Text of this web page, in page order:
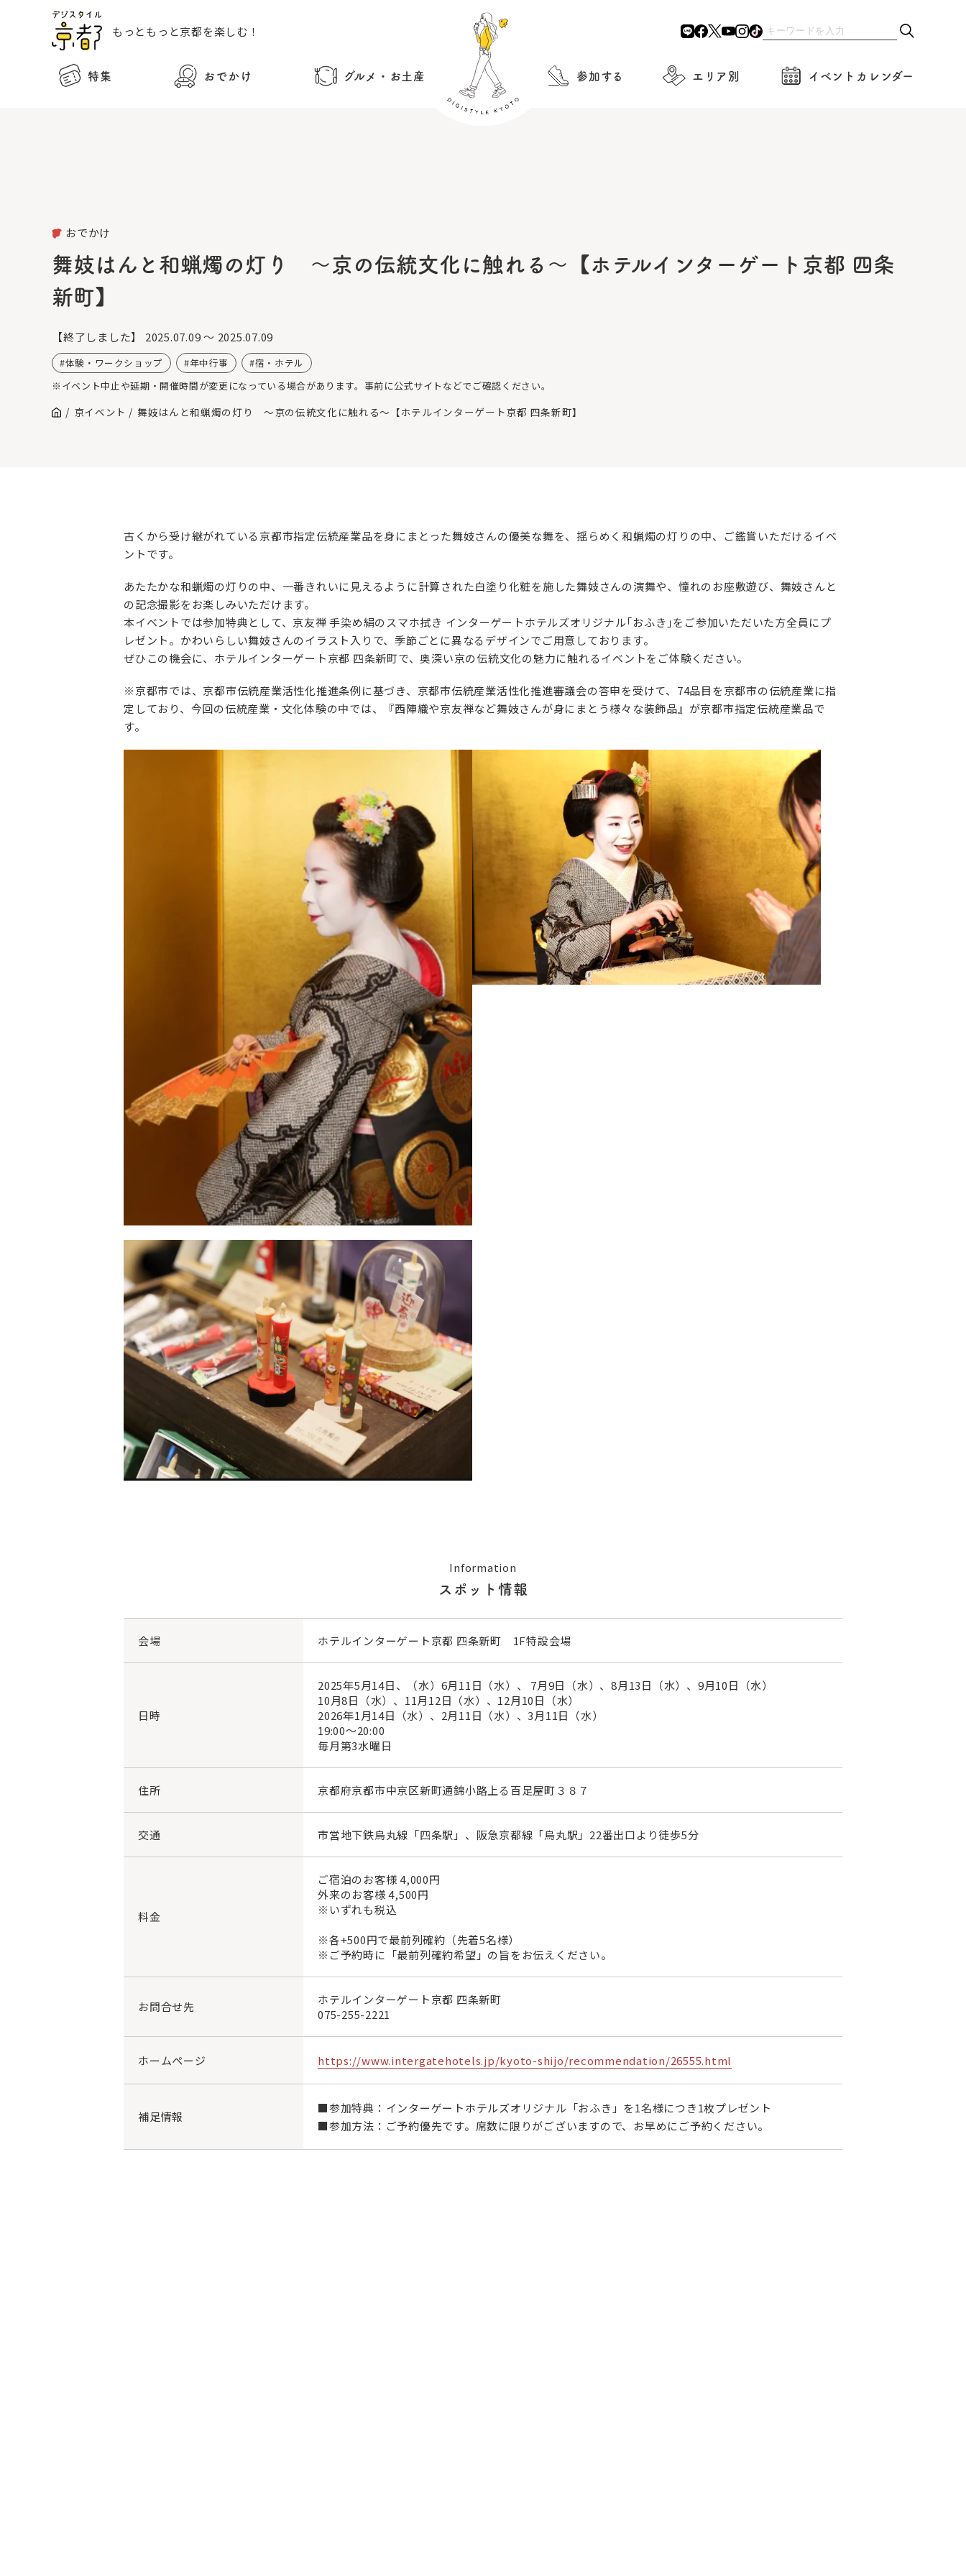
もっともっと京都を楽しむ！
特集 おでかけ グルメ・お土産 参加する エリア別 イベントカレンダー
おでかけ
舞妓はんと和蝋燭の灯り ～京の伝統文化に触れる～【ホテルインターゲート京都 四条
新町】
【終了しました】 2025.07.09 ～ 2025.07.09
体験・ワークショップ 年中行事
宿・ホテル
※イベント中止や延期・開催時間が変更になっている場合があります。事前に公式サイトなどでご確認ください。
京イベント 舞妓はんと和蝋燭の灯り ～京の伝統文化に触れる～【ホテルインターゲート京都 四条新町】
古くから受け継がれている京都市指定伝統産業品を身にまとった舞妓さんの優美な舞を、揺らめく和蝋燭の灯りの中、ご鑑賞いただけるイベ
ントです。
あたたかな和蝋燭の灯りの中、一番きれいに見えるように計算された白塗り化粧を施した舞妓さんの演舞や、憧れのお座敷遊び、舞妓さんと
の記念撮影をお楽しみいただけます。
本イベントでは参加特典として、京友禅 手染め絹のスマホ拭き インターゲートホテルズオリジナル｢おふき｣をご参加いただいた方全員にプ
レゼント。かわいらしい舞妓さんのイラスト入りで、季節ごとに異なるデザインでご用意しております。
ぜひこの機会に、ホテルインターゲート京都 四条新町で、奥深い京の伝統文化の魅力に触れるイベントをご体験ください。
※京都市では、京都市伝統産業活性化推進条例に基づき、京都市伝統産業活性化推進審議会の答申を受けて、74品目を京都市の伝統産業に指
定しており、今回の伝統産業・文化体験の中では、『西陣織や京友禅など舞妓さんが身にまとう様々な装飾品』が京都市指定伝統産業品で
す。
Information
スポット情報
会場 ホテルインターゲート京都 四条新町 1F特設会場
日時
2025年5月14日、（水）6月11日（水）、 7月9日（水）、8月13日（水）、9月10日（水）
10月8日（水）、11月12日（水）、12月10日（水）
2026年1月14日（水）、2月11日（水）、3月11日（水）
19:00～20:00
毎月第3水曜日
住所 京都府京都市中京区新町通錦小路上る百足屋町３８７
交通 市営地下鉄烏丸線「四条駅」、阪急京都線「烏丸駅」22番出口より徒歩5分
料金
ご宿泊のお客様 4,000円
外来のお客様 4,500円
※いずれも税込
※各+500円で最前列確約（先着5名様）
※ご予約時に「最前列確約希望」の旨をお伝えください。
お問合せ先
ホテルインターゲート京都 四条新町
075-255-2221
ホームページ https://www.intergatehotels.jp/kyoto-shijo/recommendation/26555.html
補足情報
■参加特典：インターゲートホテルズオリジナル「おふき」を1名様につき1枚プレゼント
■参加方法：ご予約優先です。席数に限りがございますので、お早めにご予約ください。